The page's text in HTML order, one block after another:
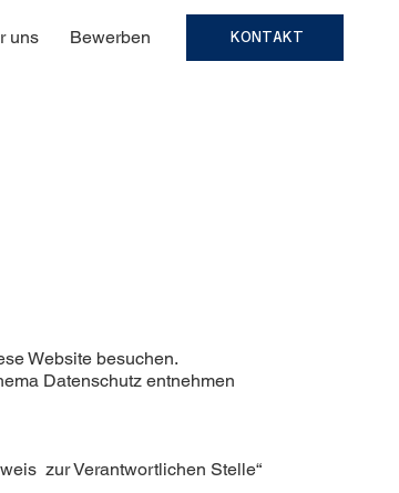
uns Bewerben KONTAKT
Website besuchen.
Datenschutz entnehmen
zur Verantwortlichen Stelle“